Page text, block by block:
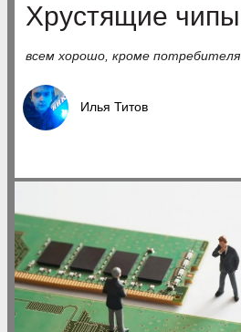
Хрустящие чипы
всем хорошо, кроме потребителя
Илья Титов